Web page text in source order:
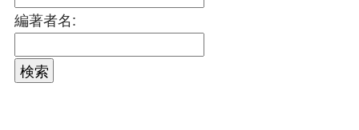
編著者名: